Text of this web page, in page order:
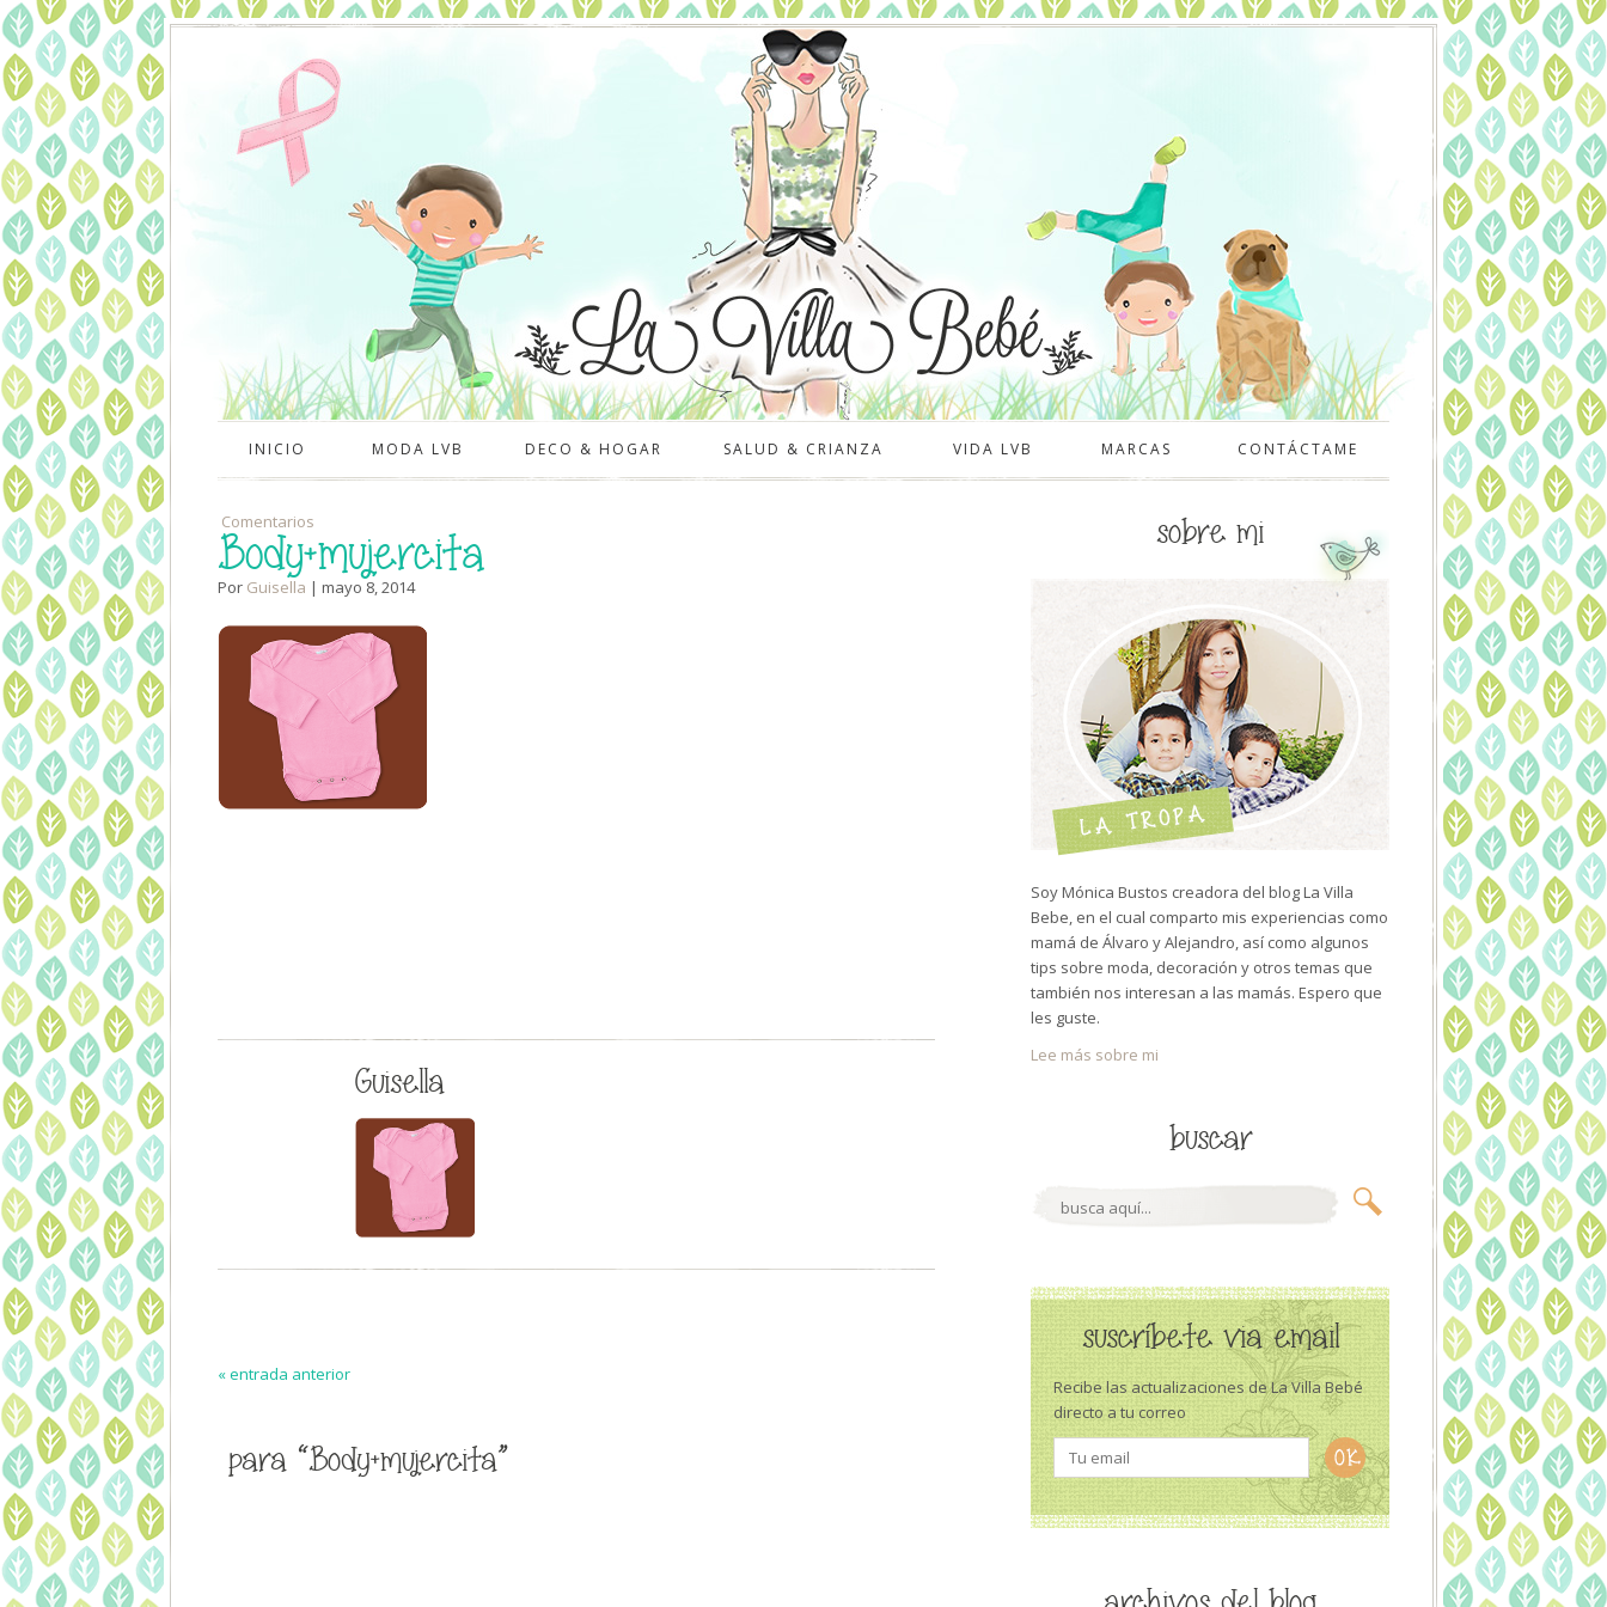
INICIO MODA LVB DECO & HOGAR SALUD & CRIANZA VIDA LVB MARCAS CONTÁCTAME
Comentarios
Body+mujercita
Por Guisella | mayo 8, 2014
Guisella
« entrada anterior
para “Body+mujercita”
sobre mi
Soy Mónica Bustos creadora del blog La Villa
Bebe, en el cual comparto mis experiencias como
mamá de Álvaro y Alejandro, así como algunos
tips sobre moda, decoración y otros temas que
también nos interesan a las mamás. Espero que
les guste.
Lee más sobre mi
buscar
suscríbete via email
Recibe las actualizaciones de La Villa Bebé
directo a tu correo